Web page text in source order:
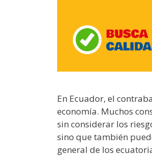
En Ecuador, el
economía. Muchos
sin considerar los
sino que también
general de los